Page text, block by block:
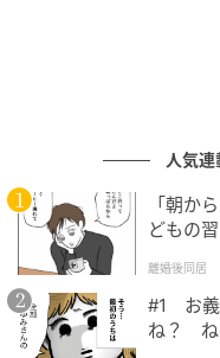
自分が作った商品が
ると実感できたこと
みになったことでし
みながら、新生活の
きて、心が温まります
初任給で家族への手
人気
「朝か
どもの
離婚後同居
#1 お義
ね？ ね